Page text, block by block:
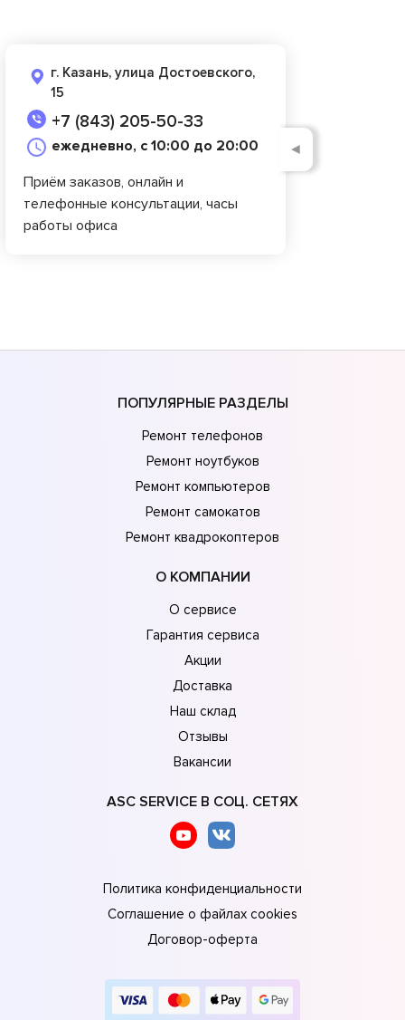
г. Казань, улица Достоевского,
15
+7 (843) 205-50-33
ежедневно, с 10:00 до 20:00
Приём заказов, онлайн и
телефонные консультации, часы
работы офиса
◄
ПОПУЛЯРНЫЕ РАЗДЕЛЫ
Ремонт телефонов
Ремонт ноутбуков
Ремонт компьютеров
Ремонт самокатов
Ремонт квадрокоптеров
О КОМПАНИИ
О сервисе
Гарантия сервиса
Акции
Доставка
Наш склад
Отзывы
Вакансии
ASC SERVICE В СОЦ. СЕТЯХ
Политика конфиденциальности
Соглашение о файлах cookies
Договор-оферта